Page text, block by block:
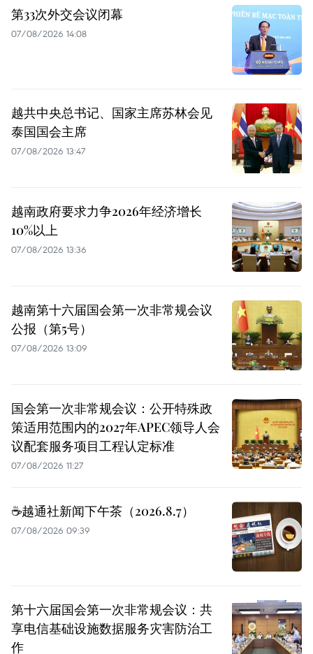
第33次外交会议闭幕
07/08/2026 14:08
越共中央总书记、国家主席苏林会见
泰国国会主席
07/08/2026 13:47
越南政府要求力争2026年经济增长
10%以上
07/08/2026 13:36
越南第十六届国会第一次非常规会议
公报（第5号）
07/08/2026 13:09
国会第一次非常规会议：公开特殊政
策适用范围内的2027年APEC领导人会
议配套服务项目工程认定标准
07/08/2026 11:27
☕️越通社新闻下午茶（2026.8.7）
07/08/2026 09:39
第十六届国会第一次非常规会议：共
享电信基础设施数据服务灾害防治工
作